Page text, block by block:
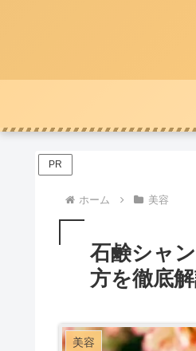
PR
ホーム 美容
石鹸シャ
方を徹底
美容